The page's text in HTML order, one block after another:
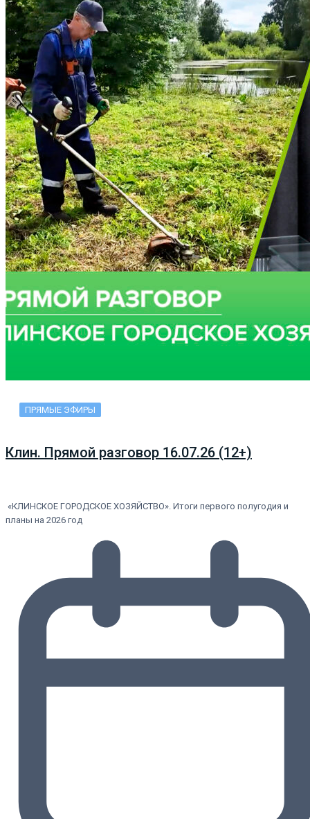
ПРЯМЫЕ ЭФИРЫ
Клин. Прямой разговор 16.07.26 (12+)
«КЛИНСКОЕ ГОРОДСКОЕ ХОЗЯЙСТВО». Итоги первого полугодия и
планы на 2026 год